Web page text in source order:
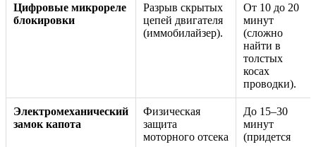
Цифровые микрореле
блокировки
Разрыв скрытых
цепей двигателя
(иммобилайзер).
От 10 до 20
минут
(сложно
найти в
толстых
косах
проводки).
Электромеханический
замок капота
Физическая
защита
моторного отсека
До 15–30
минут
(придется